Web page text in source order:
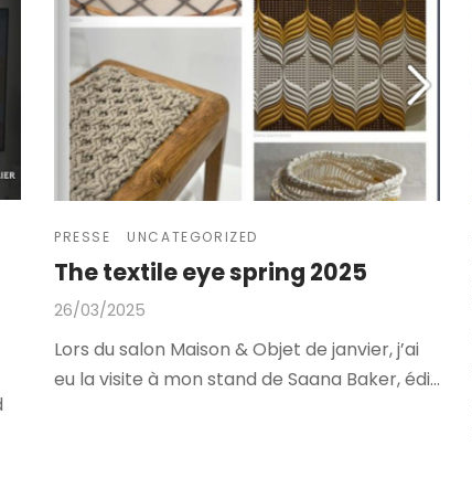
PRESSE UNCATEGORIZED
The textile eye spring 2025
26/03/2025
Lors du salon Maison & Objet de janvier, j’ai
eu la visite à mon stand de Saana Baker, édi…